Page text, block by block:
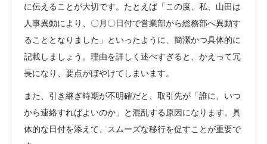
に伝えることが大切です。たとえば「この度、私、山田は
人事異動により、〇月〇日付で営業部から総務部へ異動す
ることとなりました」といったように、簡潔かつ具体的に
記載しましょう。理由を詳しく述べすぎると、かえって冗
長になり、要点がぼやけてしまいます。
また、引き継ぎ時期が不明確だと、取引先が「誰に、いつ
から連絡すればよいのか」と混乱する原因になります。具
体的な日付を添えて、スムーズな移行を促すことが重要で